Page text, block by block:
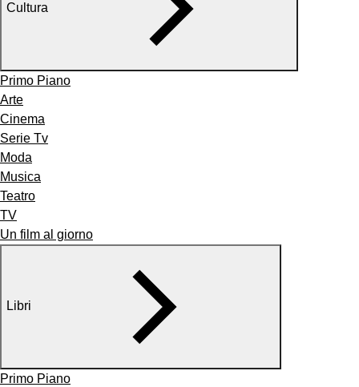
Cultura
Primo Piano
Arte
Cinema
Serie Tv
Moda
Musica
Teatro
TV
Un film al giorno
Libri
Primo Piano